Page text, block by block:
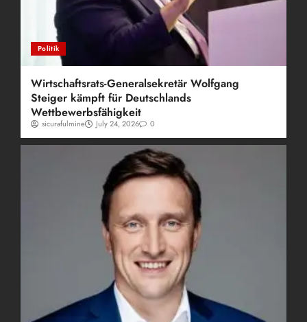
Politik
Wirtschaftsrats-Generalsekretär Wolfgang
Steiger kämpft für Deutschlands
Wettbewerbsfähigkeit
sicurafulmine July 24, 2026 0